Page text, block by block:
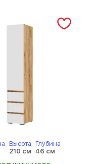
Высота
210 см
Глубина
46 см